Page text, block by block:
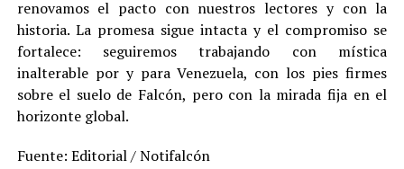
renovamos el pacto con nuestros lectores y con la
historia. La promesa sigue intacta y el compromiso se
fortalece: seguiremos trabajando con mística
inalterable por y para Venezuela, con los pies firmes
sobre el suelo de Falcón, pero con la mirada fija en el
horizonte global.
Fuente: Editorial / Notifalcón